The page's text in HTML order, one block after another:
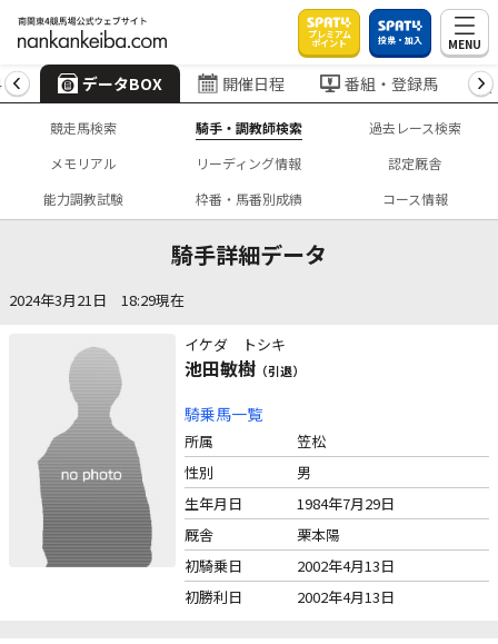
プレミアム
ポイント 投票・加入 MENU
データBOX 開催日程 番組・登録馬
競走馬検索 騎手・調教師検索
過去レース検索
メモリアル
リーディング情報
認定厩舎
能力調教試験
枠番・馬番別成績 コース情報
騎手詳細データ
2024年3月21日 18:29現在
イケダ トシキ
池田敏樹 （引退）
騎乗馬一覧
所属
笠松
性別
男
生年月日
1984年7月29日
厩舎
栗本陽
初騎乗日
2002年4月13日
初勝利日
2002年4月13日